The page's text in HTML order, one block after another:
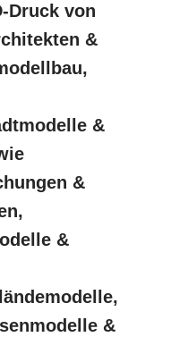
Druck von
&
&
&
&
&